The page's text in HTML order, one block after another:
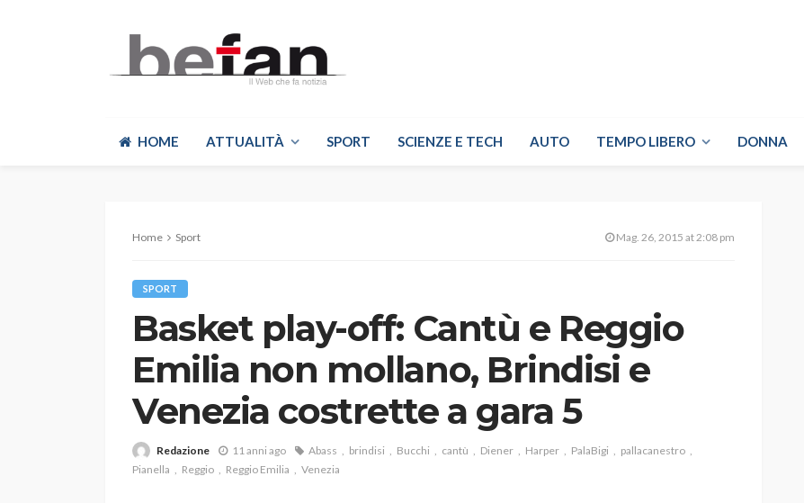
HOME ATTUALITÀ SPORT SCIENZE E TECH AUTO TEMPO LIBERO DONNA
Home Sport Mag. 26, 2015 at 2:08 pm
SPORT
Basket play-off: Cantù e Reggio
Emilia non mollano, Brindisi e
Venezia costrette a gara 5
Redazione 11 anni ago Abass brindisi Bucchi cantù Diener Harper PalaBigi
pallacanestro
Pianella
Reggio Reggio Emilia Venezia